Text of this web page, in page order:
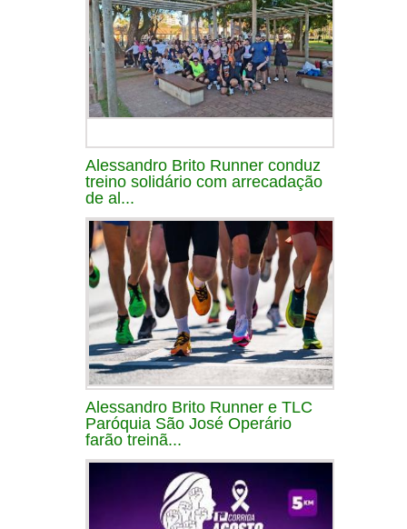
Alessandro Brito Runner conduz
treino solidário com arrecadação
de al...
Alessandro Brito Runner e TLC
Paróquia São José Operário
farão treinã...